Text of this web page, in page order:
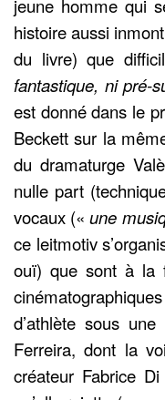
jeune homme qui
histoire aussi
du livre) que
fantastique, ni pré-
est donné dans le
Beckett sur la
du dramaturge
nulle part
vocaux («une
ce leitmotiv
ouï) que sont à la
d’athlète sous
Ferreira, dont la
créateur Fabrice